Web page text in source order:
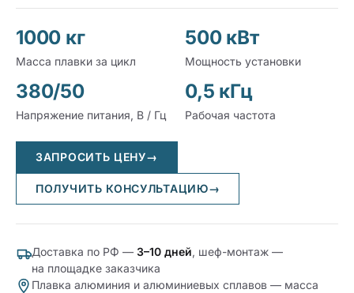
1000 кг
Масса плавки за цикл
500 кВт
Мощность установки
380/50
Напряжение питания, В / Гц
0,5 кГц
Рабочая частота
ЗАПРОСИТЬ ЦЕНУ→
ПОЛУЧИТЬ КОНСУЛЬТАЦИЮ→
Доставка по РФ — 3–10 дней, шеф-монтаж —
на площадке заказчика
Плавка алюминия и алюминиевых сплавов — масса